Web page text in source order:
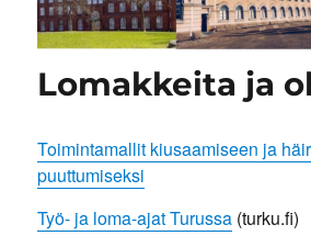
Lomakkeita ja
Toimintamallit kiusaamiseen ja
puuttumiseksi
Työ- ja loma-ajat Turussa (turku.fi)